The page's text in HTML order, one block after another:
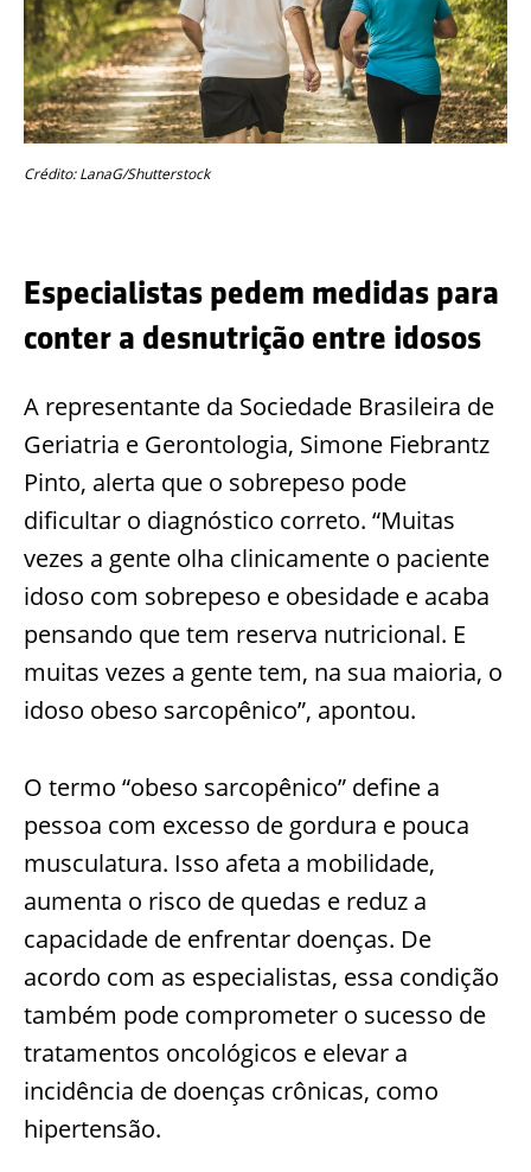
Crédito: LanaG/Shutterstock
Especialistas pedem medidas para
conter a desnutrição entre idosos
A representante da Sociedade Brasileira de
Geriatria e Gerontologia, Simone Fiebrantz
Pinto, alerta que o sobrepeso pode
dificultar o diagnóstico correto. “Muitas
vezes a gente olha clinicamente o paciente
idoso com sobrepeso e obesidade e acaba
pensando que tem reserva nutricional. E
muitas vezes a gente tem, na sua maioria, o
idoso obeso sarcopênico”, apontou.
O termo “obeso sarcopênico” define a
pessoa com excesso de gordura e pouca
musculatura. Isso afeta a mobilidade,
aumenta o risco de quedas e reduz a
capacidade de enfrentar doenças. De
acordo com as especialistas, essa condição
também pode comprometer o sucesso de
tratamentos oncológicos e elevar a
incidência de doenças crônicas, como
hipertensão.